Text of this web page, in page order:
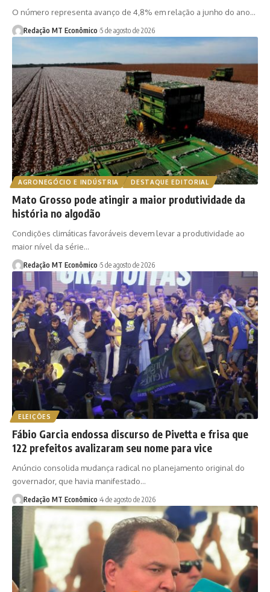
O número representa avanço de 4,8% em relação a junho do ano…
Redação MT Econômico 5 de agosto de 2026
AGRONEGÓCIO E INDÚSTRIA DESTAQUE EDITORIAL
Mato Grosso pode atingir a maior produtividade da
história no algodão
Condições climáticas favoráveis devem levar a produtividade ao
maior nível da série…
Redação MT Econômico 5 de agosto de 2026
ELEIÇÕES
Fábio Garcia endossa discurso de Pivetta e frisa que
122 prefeitos avalizaram seu nome para vice
Anúncio consolida mudança radical no planejamento original do
governador, que havia manifestado…
Redação MT Econômico 4 de agosto de 2026